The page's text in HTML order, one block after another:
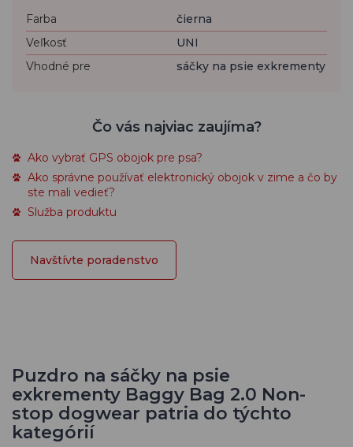
Farba
čierna
Veľkosť
UNI
Vhodné pre
sáčky na psie exkrementy
Čo vás najviac zaujíma?
Ako vybrať GPS obojok pre psa?
Ako správne používať elektronický obojok v zime a čo by
ste mali vedieť?
Služba produktu
Navštívte poradenstvo
Puzdro na sáčky na psie
exkrementy Baggy Bag 2.0 Non-
stop dogwear patria do týchto
kategórií